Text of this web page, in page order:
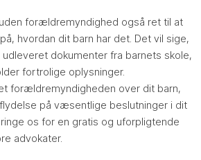
forældremyndighed også ret til at
hvordan dit barn har det. Det vil sige,
udleveret dokumenter fra barnets skole,
fortrolige oplysninger.
forældremyndigheden over dit barn,
på væsentlige beslutninger i dit
os for en gratis og uforpligtende
advokater.